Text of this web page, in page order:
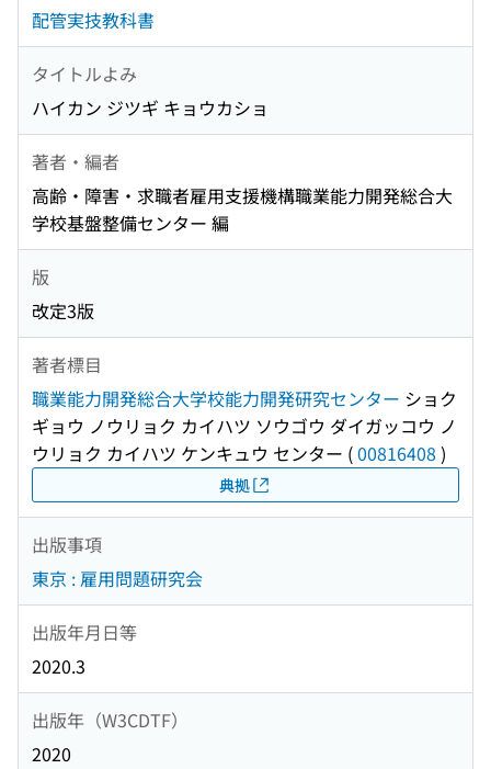
配管実技教科書
タイトルよみ
ハイカン ジツギ キョウカショ
著者・編者
高齢・障害・求職者雇用支援機構職業能力開発総合大
学校基盤整備センター 編
版
改定3版
著者標目
職業能力開発総合大学校能力開発研究センター ショク
ギョウ ノウリョク カイハツ ソウゴウ ダイガッコウ ノ
ウリョク カイハツ ケンキュウ センター (00816408 )
典拠
出版事項
東京 : 雇用問題研究会
出版年月日等
2020.3
出版年（W3CDTF）
2020